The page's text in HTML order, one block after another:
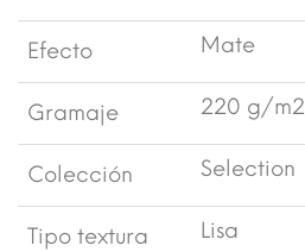
Efecto Mate
Gramaje 220 g/m2
Colección Selection
Tipo textura Lisa